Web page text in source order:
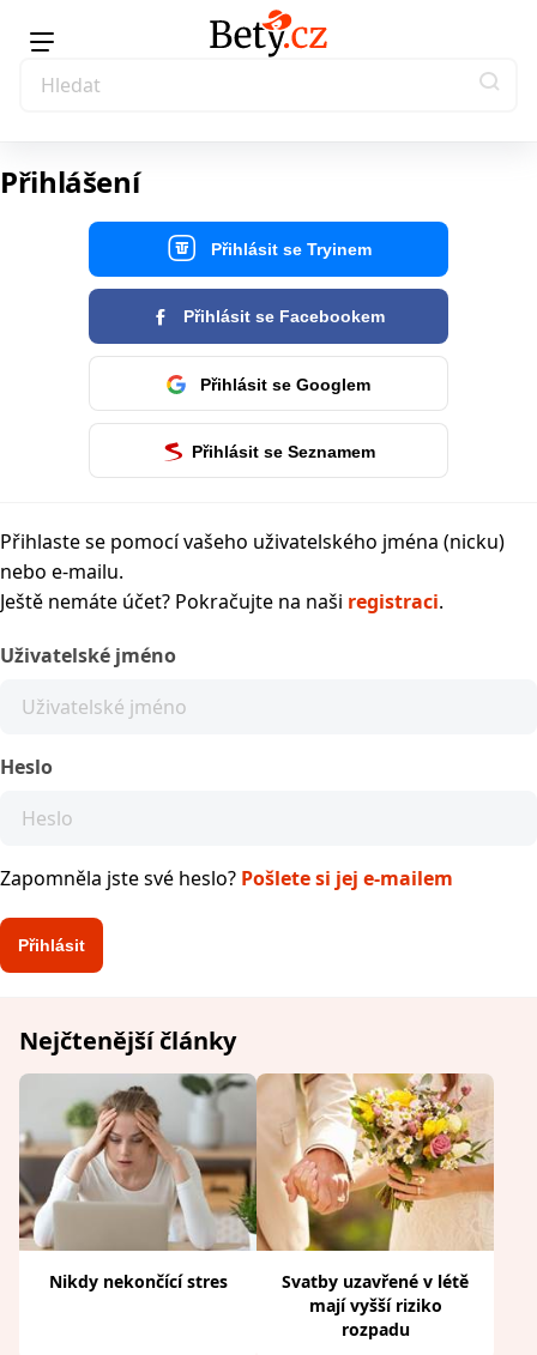
Přihlášení
Přihlásit se Tryinem
Přihlásit se Facebookem
Přihlásit se Googlem
Přihlásit se Seznamem
Přihlaste se pomocí vašeho uživatelského jména (nicku)
nebo e-mailu.
Ještě nemáte účet? Pokračujte na naši registraci.
Uživatelské jméno
Heslo
Zapomněla jste své heslo? Pošlete si jej e-mailem
Nejčtenější články
Nikdy nekončící stres
Svatby uzavřené v létě
mají vyšší riziko
rozpadu